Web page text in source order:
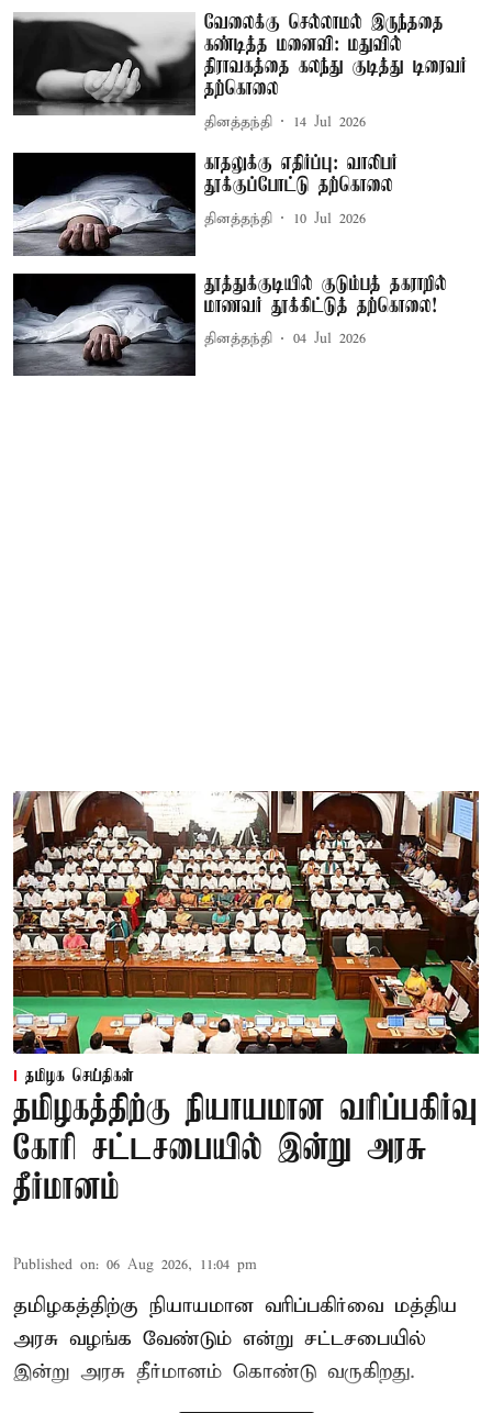
வேலைக்கு செல்லாமல் இருந்ததை
கண்டித்த மனைவி: மதுவில்
திராவகத்தை கலந்து குடித்து டிரைவர்
தற்கொலை
தினத்தந்தி 14 Jul 2026
காதலுக்கு எதிர்ப்பு: வாலிபர்
தூக்குப்போட்டு தற்கொலை
தினத்தந்தி 10 Jul 2026
தூத்துக்குடியில் குடும்பத் தகராறில்
மாணவர் தூக்கிட்டுத் தற்கொலை!
தினத்தந்தி 04 Jul 2026
தமிழக செய்திகள்
தமிழகத்திற்கு நியாயமான வரிப்பகிர்வு
கோரி சட்டசபையில் இன்று அரசு
தீர்மானம்
Published on: 06 Aug 2026, 11:04 pm
தமிழகத்திற்கு நியாயமான வரிப்பகிர்வை மத்திய
அரசு வழங்க வேண்டும் என்று சட்டசபையில்
இன்று அரசு தீர்மானம் கொண்டு வருகிறது.